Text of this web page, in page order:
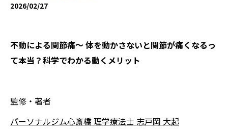
2026/02/27
不動による関節痛〜 体を動かさないと関節が痛くなるっ
て本当？科学でわかる動くメリット
監修・著者
パーソナルジム心斎橋 理学療法士 志戸岡 大起